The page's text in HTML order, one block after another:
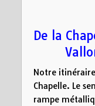
De la
Notre
Chapelle. Le
rampe